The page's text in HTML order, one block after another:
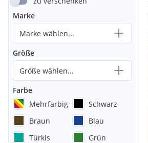
Marke
Marke wählen...
Größe
Größe wählen...
Farbe
Mehrfarbig
Schwarz
Braun
Blau
Türkis
Grün